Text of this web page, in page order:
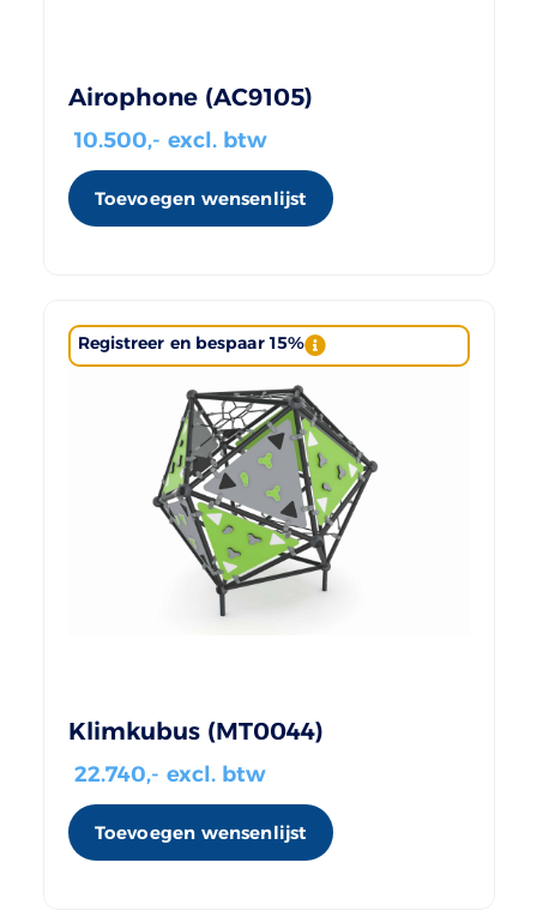
Airophone (AC9105)
10.500,- excl. btw
Toevoegen wensenlijst
Registreer en bespaar 15%
Klimkubus (MT0044)
22.740,- excl. btw
Toevoegen wensenlijst